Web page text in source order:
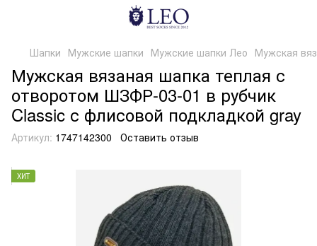
Шапки Мужские шапки Мужские шапки Лео Мужская
Мужская вязаная шапка теплая с
отворотом ШЗФР-03-01 в рубчик
Classic с флисовой подкладкой gray
Артикул: 1747142300 Оставить отзыв
ХИТ